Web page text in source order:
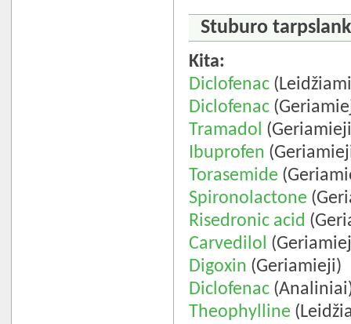
Stuburo
Kita:
Diclofenac
Diclofenac
Tramadol
Ibuprofen
Torasemide
Spironolactone
Risedronic acid
Carvedilol
Digoxin (Geriamieji)
Diclofenac
Theophylline